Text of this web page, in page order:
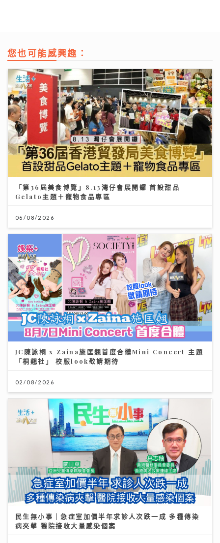
您也可能感興趣：
「第36屆美食博覽」8.13灣仔會展開鑼 首設甜品
Gelato主題＋寵物食品專區
06/08/2026
JC陳詠桐 x Zaina施匡翹首度合體Mini Concert 主題
「桐翹社」 校服look敬請期待
02/08/2026
民生無小事｜急症室加價半年求診人次跌一成 多種傳染
病夾擊 醫院接收大量感染個案